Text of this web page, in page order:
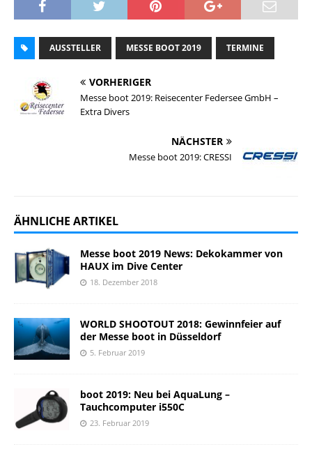
AUSSTELLER MESSE BOOT 2019 TERMINE
VORHERIGER
Messe boot 2019: Reisecenter Federsee GmbH –
Extra Divers
NÄCHSTER
Messe boot 2019: CRESSI
ÄHNLICHE ARTIKEL
Messe boot 2019 News: Dekokammer von
HAUX im Dive Center
18. Dezember 2018
WORLD SHOOTOUT 2018: Gewinnfeier auf
der Messe boot in Düsseldorf
5. Februar 2019
boot 2019: Neu bei AquaLung –
Tauchcomputer i550C
23. Februar 2019